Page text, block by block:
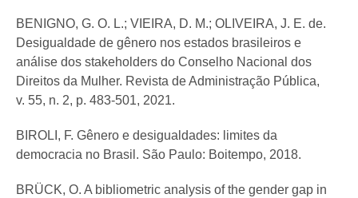
BENIGNO, G. O. L.; VIEIRA, D. M.; OLIVEIRA, J. E. de.
Desigualdade de gênero nos estados brasileiros e
análise dos stakeholders do Conselho Nacional dos
Direitos da Mulher. Revista de Administração Pública,
v. 55, n. 2, p. 483-501, 2021.
BIROLI, F. Gênero e desigualdades: limites da
democracia no Brasil. São Paulo: Boitempo, 2018.
BRÜCK, O. A bibliometric analysis of the gender gap in